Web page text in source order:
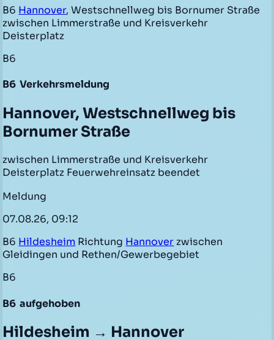
B6 Hannover, Westschnellweg bis Bornumer Straße
zwischen Limmerstraße und Kreisverkehr
Deisterplatz
B6
B6 Verkehrsmeldung
Hannover, Westschnellweg bis
Bornumer Straße
zwischen Limmerstraße und Kreisverkehr
Deisterplatz Feuerwehreinsatz beendet
Meldung
07.08.26, 09:12
B6 Hildesheim Richtung Hannover zwischen
Gleidingen und Rethen/Gewerbegebiet
B6
B6 aufgehoben
Hildesheim → Hannover